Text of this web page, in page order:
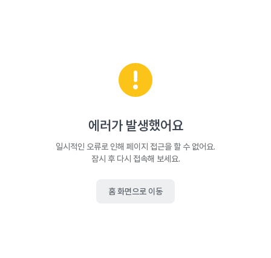
에러가 발생했어요
일시적인 오류로 인해 페이지 접근을 할 수 없어요.
잠시 후 다시 접속해 보세요.
홈 화면으로 이동